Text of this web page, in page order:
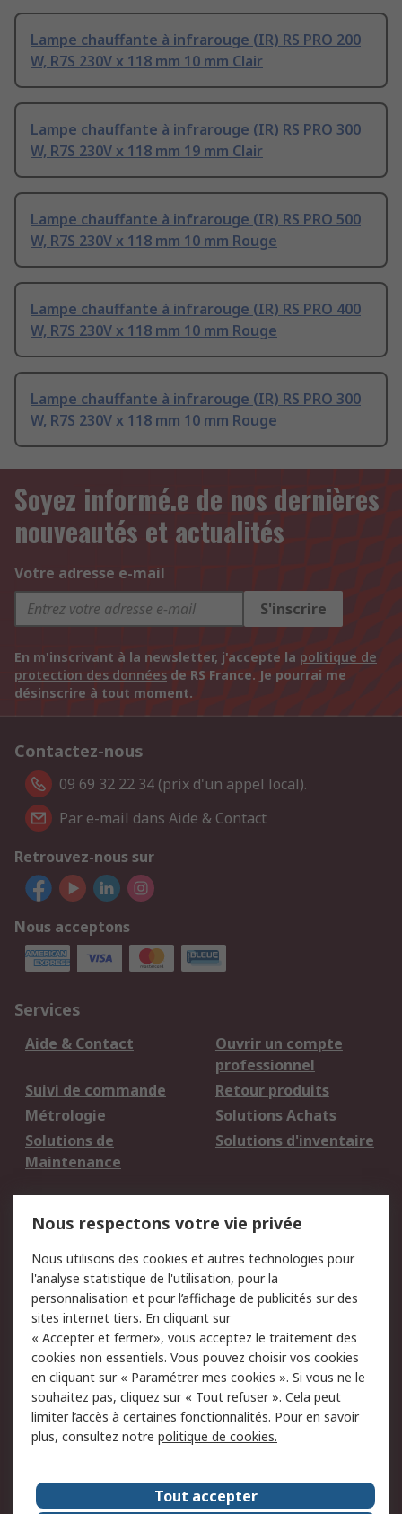
Lampe chauffante à infrarouge (IR) RS PRO 200
W, R7S 230V x 118 mm 10 mm Clair
Lampe chauffante à infrarouge (IR) RS PRO 300
W, R7S 230V x 118 mm 19 mm Clair
Lampe chauffante à infrarouge (IR) RS PRO 500
W, R7S 230V x 118 mm 10 mm Rouge
Lampe chauffante à infrarouge (IR) RS PRO 400
W, R7S 230V x 118 mm 10 mm Rouge
Lampe chauffante à infrarouge (IR) RS PRO 300
W, R7S 230V x 118 mm 10 mm Rouge
Soyez informé.e de nos dernières
nouveautés et actualités
Votre adresse e-mail
S'inscrire
En m'inscrivant à la newsletter, j'accepte la politique de
protection des données de RS France. Je pourrai me
désinscrire à tout moment.
Contactez-nous
09 69 32 22 34 (prix d'un appel local).
Par e-mail dans Aide & Contact
Retrouvez-nous sur
Nous acceptons
Services
Aide & Contact
Ouvrir un compte
professionnel
Suivi de commande
Retour produits
Métrologie
Solutions Achats
Solutions de
Maintenance
Solutions d'inventaire
du site
Politique de protection
des données - Mise à
jour
Sécurité des E-mails
Conditions générales
de vente
Politique anti-
corruption
Campagnes marketing
A propos de RS
A propos de RS France
Evénements
Le groupe RS Group Plc
Presse
Nous respectons votre vie privée
Nous utilisons des cookies et autres technologies pour
l'analyse statistique de l'utilisation, pour la
personnalisation et pour l’affichage de publicités sur des
sites internet tiers. En cliquant sur
« Accepter et fermer», vous acceptez le traitement des
cookies non essentiels. Vous pouvez choisir vos cookies
en cliquant sur « Paramétrer mes cookies ». Si vous ne le
souhaitez pas, cliquez sur « Tout refuser ». Cela peut
limiter l’accès à certaines fonctionnalités. Pour en savoir
plus, consultez notre politique de cookies.
Tout accepter